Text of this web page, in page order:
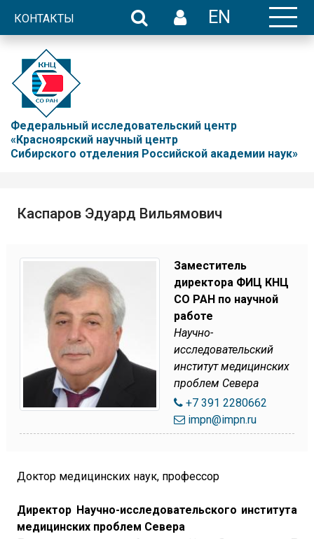
КОНТАКТЫ EN
Федеральный исследовательский центр
«Красноярский научный центр
Сибирского отделения Российской академии наук»
Каспаров Эдуард Вильямович
Заместитель
директора ФИЦ КНЦ
СО РАН по научной
работе
Научно-
исследовательский
институт медицинских
проблем Севера
+7 391 2280662
impn@impn.ru
Доктор медицинских наук, профессор
Директор Научно-исследовательского института
медицинских проблем Севера